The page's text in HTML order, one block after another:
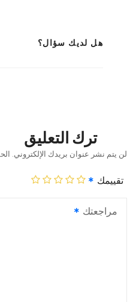
هل لديك سؤال؟
ترك التعليق
لن يتم نشر عنوان بريدك الإلكتروني.
تقييمك
مراجعتك